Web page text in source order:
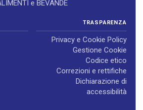
e BEVANDE
TRASPARENZA
Privacy e Cookie Policy
Gestione Cookie
Codice etico
Correzioni e rettifiche
Dichiarazione di
accessibilità